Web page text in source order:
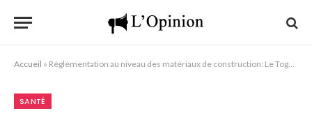
Accueil » Réglémentation au niveau des matériaux de construction: Le Togo met en place un système de contrôle des substances dangereuses
SANTÉ